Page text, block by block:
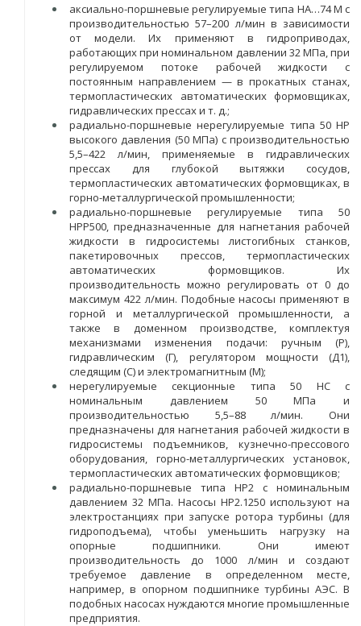
аксиально-поршневые регулируемые типа НА…74 М с
производительностью 57–200 л/мин в зависимости
от модели. Их применяют в гидроприводах,
работающих при номинальном давлении 32 МПа, при
регулируемом потоке рабочей жидкости с
постоянным направлением — в прокатных станах,
термопластических автоматических формовщиках,
гидравлических прессах и т. д.;
радиально-поршневые нерегулируемые типа 50 НР
высокого давления (50 МПа) с производительностью
5,5–422 л/мин, применяемые в гидравлических
прессах для глубокой вытяжки сосудов,
термопластических автоматических формовщиках, в
горно-металлургической промышленности;
радиально-поршневые регулируемые типа 50
НРР500, предназначенные для нагнетания рабочей
жидкости в гидросистемы листогибных станков,
пакетировочных прессов, термопластических
автоматических формовщиков. Их
производительность можно регулировать от 0 до
максимум 422 л/мин. Подобные насосы применяют в
горной и металлургической промышленности, а
также в доменном производстве, комплектуя
механизмами изменения подачи: ручным (Р),
гидравлическим (Г), регулятором мощности (Д1),
следящим (С) и электромагнитным (М);
нерегулируемые секционные типа 50 НС с
номинальным давлением 50 МПа и
производительностью 5,5–88 л/мин. Они
предназначены для нагнетания рабочей жидкости в
гидросистемы подъемников, кузнечно-прессового
оборудования, горно-металлургических установок,
термопластических автоматических формовщиков;
радиально-поршневые типа НР2 с номинальным
давлением 32 МПа. Насосы НР2.1250 используют на
электростанциях при запуске ротора турбины (для
гидроподъема), чтобы уменьшить нагрузку на
опорные подшипники. Они имеют
производительность до 1000 л/мин и создают
требуемое давление в определенном месте,
например, в опорном подшипнике турбины АЭС. В
подобных насосах нуждаются многие промышленные
предприятия.